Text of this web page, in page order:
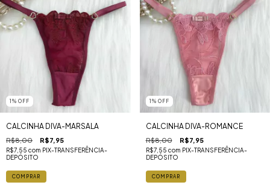
1 % OFF
CALCINHA DIVA-MARSALA
R$8,00 R$7,95
R$7,55 com PIX-TRANSFERÊNCIA-
DEPÓSITO
1 % OFF
CALCINHA DIVA-ROMANCE
R$8,00 R$7,95
R$7,55 com PIX-TRANSFERÊNCIA-
DEPÓSITO